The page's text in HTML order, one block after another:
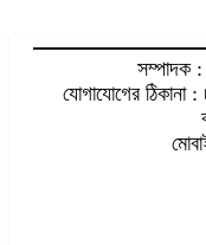
সম্পাদক :
যোগাযোগের